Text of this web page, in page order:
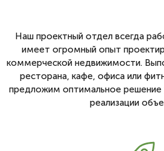
Наш проектный отдел всегда
имеет огромный опыт
коммерческой недвижимости.
ресторана, кафе, офиса или
предложим оптимальное решение
реализации